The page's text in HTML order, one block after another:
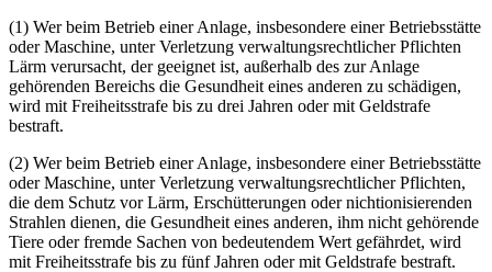
(1) Wer beim Betrieb einer Anlage, insbesondere einer Betriebsstätte
oder Maschine, unter Verletzung verwaltungsrechtlicher Pflichten
Lärm verursacht, der geeignet ist, außerhalb des zur Anlage
gehörenden Bereichs die Gesundheit eines anderen zu schädigen,
wird mit Freiheitsstrafe bis zu drei Jahren oder mit Geldstrafe
bestraft.
(2) Wer beim Betrieb einer Anlage, insbesondere einer Betriebsstätte
oder Maschine, unter Verletzung verwaltungsrechtlicher Pflichten,
die dem Schutz vor Lärm, Erschütterungen oder nichtionisierenden
Strahlen dienen, die Gesundheit eines anderen, ihm nicht gehörende
Tiere oder fremde Sachen von bedeutendem Wert gefährdet, wird
mit Freiheitsstrafe bis zu fünf Jahren oder mit Geldstrafe bestraft.